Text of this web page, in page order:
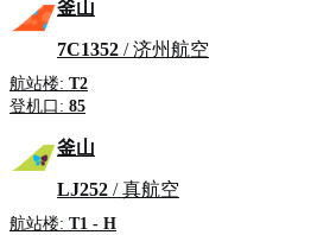
釜山
7C1352 / 济州航空
航站楼: T2
登机口: 85
釜山
LJ252 / 真航空
航站楼: T1 - H